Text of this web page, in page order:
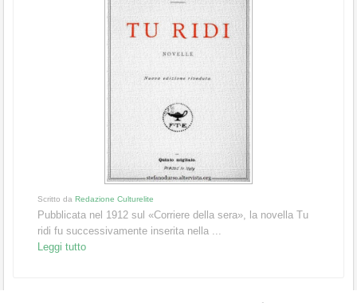
Scritto da Redazione Culturelite
Pubblicata nel 1912 sul «Corriere della sera», la novella Tu
ridi fu successivamente inserita nella ...
Leggi tutto